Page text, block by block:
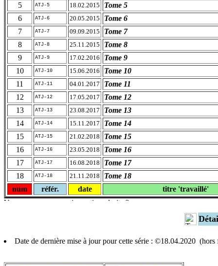
5
ATJ-5 18.02.2015
Tome 5
6
ATJ-6 20.05.2015
Tome 6
7
ATJ-7 09.09.2015
Tome 7
8
ATJ-8 25.11.2015
Tome 8
9
ATJ-9 17.02.2016
Tome 9
10
ATJ-10 15.06.2016
Tome 10
11
ATJ-11 04.01.2017
Tome 11
12
ATJ-12 17.05.2017
Tome 12
13
ATJ-13 23.08.2017
Tome 13
14
ATJ-14 15.11.2017
Tome 14
15
ATJ-15 21.02.2018
Tome 15
16
ATJ-16 23.05.2018
Tome 16
17
ATJ-17 16.08.2018
Tome 17
18
ATJ-18 21.11.2018
Tome 18
num
référ. date titre 'travaillé'
Date de dernière mise à jour pour cette série : ©18.04.2020 (hors